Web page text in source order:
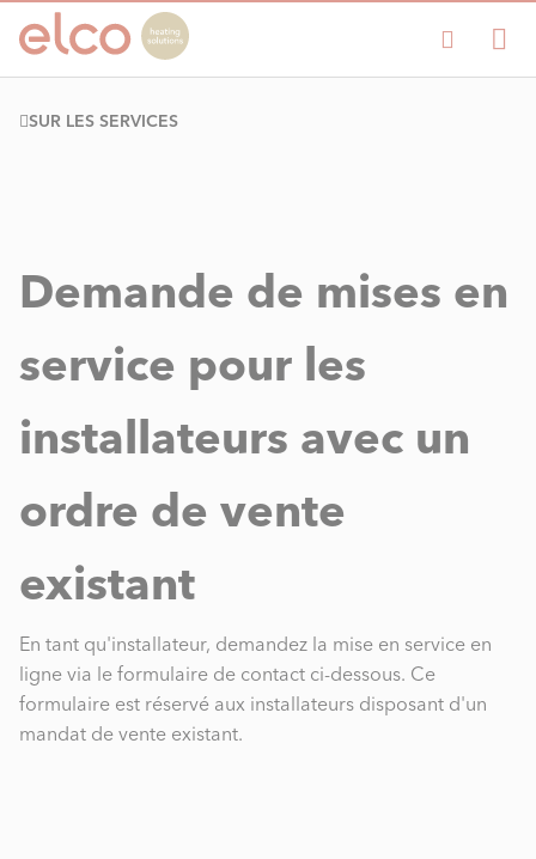
SUR LES SERVICES
Demande de mises en
service pour les
installateurs avec un
ordre de vente
existant
En tant qu'installateur, demandez la mise en service en
ligne via le formulaire de contact ci-dessous. Ce
formulaire est réservé aux installateurs disposant d'un
mandat de vente existant.